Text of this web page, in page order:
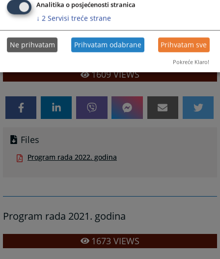
Program rada 2022. godina
1609VIEWS
Files
Program rada 2022. godina
Program rada 2021. godina
1673 VIEWS
Analitika o posjećenosti stranica
↓ 2 Servisi treće strane
Ne prihvatam Prihvatam odabrane Prihvatam sve
Pokreće Klaro!